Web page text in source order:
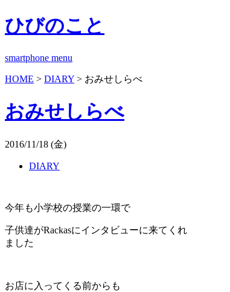
ひびのこと
smartphone menu
HOME > DIARY > おみせしらべ
おみせしらべ
2016/11/18 (金)
DIARY
今年も小学校の授業の一環で
子供達がRackasにインタビューに来てくれ
ました
お店に入ってくる前からも